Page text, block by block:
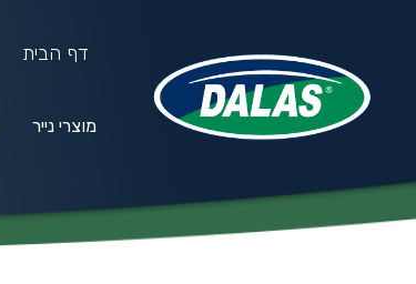
דף הבית
מוצרי נייר